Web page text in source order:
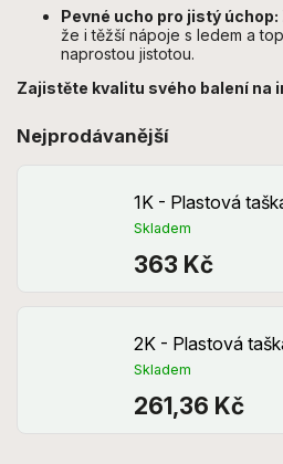
Pevné ucho pro jistý úchop:
že i těžší nápoje s ledem a
naprostou jistotou.
Zajistěte kvalitu svého balení na
Nejprodávanější
1K - Plastová
Skladem
363 Kč
2K - Plastová
Skladem
261,36 Kč